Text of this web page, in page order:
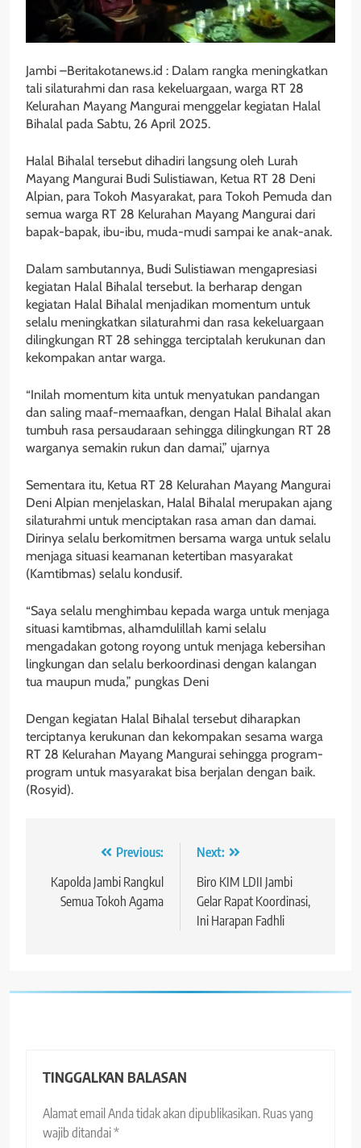
Jambi –Beritakotanews.id : Dalam rangka meningkatkan
tali silaturahmi dan rasa kekeluargaan, warga RT 28
Kelurahan Mayang Mangurai menggelar kegiatan Halal
Bihalal pada Sabtu, 26 April 2025.
Halal Bihalal tersebut dihadiri langsung oleh Lurah
Mayang Mangurai Budi Sulistiawan, Ketua RT 28 Deni
Alpian, para Tokoh Masyarakat, para Tokoh Pemuda dan
semua warga RT 28 Kelurahan Mayang Mangurai dari
bapak-bapak, ibu-ibu, muda-mudi sampai ke anak-anak.
Dalam sambutannya, Budi Sulistiawan mengapresiasi
kegiatan Halal Bihalal tersebut. Ia berharap dengan
kegiatan Halal Bihalal menjadikan momentum untuk
selalu meningkatkan silaturahmi dan rasa kekeluargaan
dilingkungan RT 28 sehingga terciptalah kerukunan dan
kekompakan antar warga.
“Inilah momentum kita untuk menyatukan pandangan
dan saling maaf-memaafkan, dengan Halal Bihalal akan
tumbuh rasa persaudaraan sehingga dilingkungan RT 28
warganya semakin rukun dan damai,” ujarnya
Sementara itu, Ketua RT 28 Kelurahan Mayang Mangurai
Deni Alpian menjelaskan, Halal Bihalal merupakan ajang
silaturahmi untuk menciptakan rasa aman dan damai.
Dirinya selalu berkomitmen bersama warga untuk selalu
menjaga situasi keamanan ketertiban masyarakat
(Kamtibmas) selalu kondusif.
“Saya selalu menghimbau kepada warga untuk menjaga
situasi kamtibmas, alhamdulillah kami selalu
mengadakan gotong royong untuk menjaga kebersihan
lingkungan dan selalu berkoordinasi dengan kalangan
tua maupun muda,” pungkas Deni
Dengan kegiatan Halal Bihalal tersebut diharapkan
terciptanya kerukunan dan kekompakan sesama warga
RT 28 Kelurahan Mayang Mangurai sehingga program-
program untuk masyarakat bisa berjalan dengan baik.
(Rosyid).
Navigasi
pos
Previous:
Kapolda Jambi Rangkul
Semua Tokoh Agama
Next:
Biro KIM LDII Jambi
Gelar Rapat Koordinasi,
Ini Harapan Fadhli
TINGGALKAN BALASAN
Alamat email Anda tidak akan dipublikasikan. Ruas yang
wajib ditandai*